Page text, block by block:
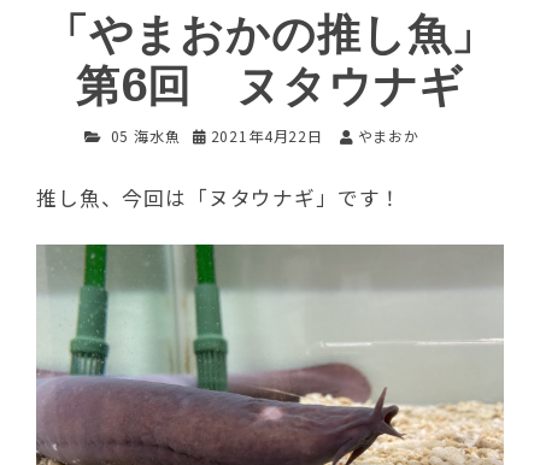
「やまおかの推し魚」
第6回 ヌタウナギ
05 海水魚 2021年4月22日 やまおか
推し魚、今回は「ヌタウナギ」です！